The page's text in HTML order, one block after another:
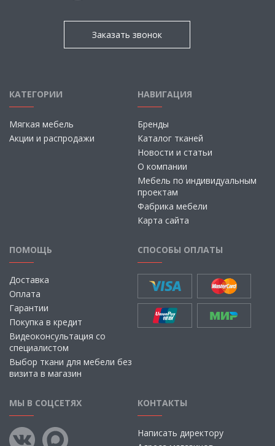
Заказать звонок
КАТЕГОРИИ
Мягкая мебель
Акции и распродажи
НАВИГАЦИЯ
Бренды
Каталог тканей
Новости и статьи
О компании
Мебель по индивидуальным
проектам
Фабрика мебели
Карта сайта
ПОМОЩЬ
Доставка
Оплата
Гарантии
Покупка в кредит
Видеоконсультация со
специалистом
Выбор ткани для мебели без
визита в магазин
СПОСОБЫ ОПЛАТЫ
МЫ В СОЦСЕТЯХ КОНТАКТЫ
Написать директору